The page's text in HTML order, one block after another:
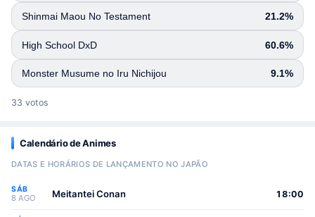
Shinmai Maou No Testament 21.2%
High School DxD 60.6%
Monster Musume no Iru Nichijou 9.1%
33 votos
Calendário de Animes
DATAS E HORÁRIOS DE LANÇAMENTO NO JAPÃO
SÁB
8 AGO Meitantei Conan 18:00